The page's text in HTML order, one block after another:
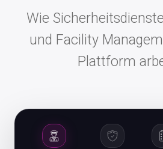
Wie
und Facility
Plattform